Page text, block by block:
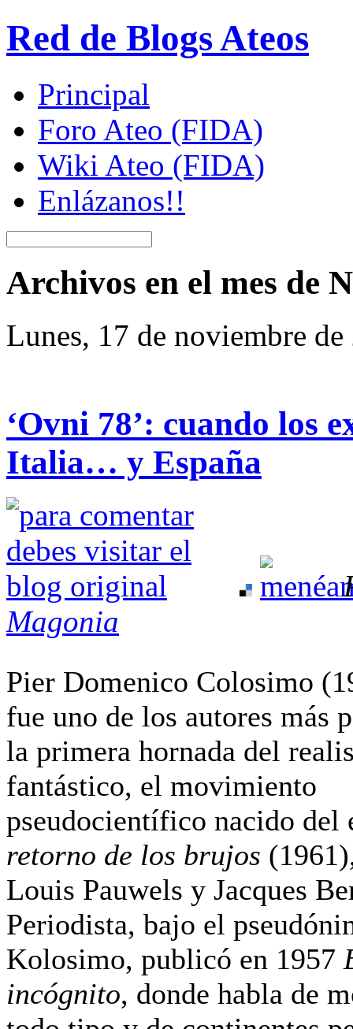
Red de Blogs Ateos
Principal
Foro Ateo (FIDA)
Wiki Ateo (FIDA)
Enlázanos!!
Archivos en el mes de
Lunes, 17 de noviembre de
‘Ovni 78’: cuando los
Italia… y España
Magonia
Pier Domenico Colosimo
fue uno de los autores más
la primera hornada del
fantástico, el movimiento
pseudocientífico nacido
retorno de los brujos
Louis Pauwels y Jacques
Periodista, bajo el
Kolosimo, publicó en 1957
incógnito, donde habla de